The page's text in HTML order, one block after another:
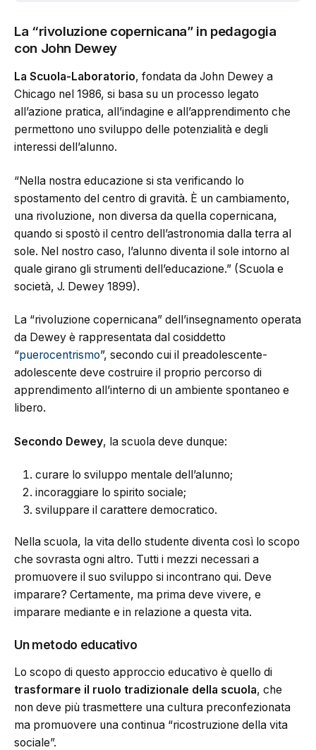
La “rivoluzione copernicana” in pedagogia
con John Dewey
La Scuola-Laboratorio, fondata da John Dewey a
Chicago nel 1986, si basa su un processo legato
all’azione pratica, all’indagine e all’apprendimento che
permettono uno sviluppo delle potenzialità e degli
interessi dell’alunno.
“Nella nostra educazione si sta verificando lo
spostamento del centro di gravità. È un cambiamento,
una rivoluzione, non diversa da quella copernicana,
quando si spostò il centro dell’astronomia dalla terra al
sole. Nel nostro caso, l’alunno diventa il sole intorno al
quale girano gli strumenti dell’educazione.” (Scuola e
società, J. Dewey 1899).
La “rivoluzione copernicana” dell’insegnamento operata
da Dewey è rappresentata dal cosiddetto
“puerocentrismo”, secondo cui il preadolescente-
adolescente deve costruire il proprio percorso di
apprendimento all’interno di un ambiente spontaneo e
libero.
Secondo Dewey, la scuola deve dunque:
curare lo sviluppo mentale dell’alunno;
incoraggiare lo spirito sociale;
sviluppare il carattere democratico.
Nella scuola, la vita dello studente diventa così lo scopo
che sovrasta ogni altro. Tutti i mezzi necessari a
promuovere il suo sviluppo si incontrano qui. Deve
imparare? Certamente, ma prima deve vivere, e
imparare mediante e in relazione a questa vita.
Un metodo educativo
Lo scopo di questo approccio educativo è quello di
trasformare il ruolo tradizionale della scuola, che
non deve più trasmettere una cultura preconfezionata
ma promuovere una continua “ricostruzione della vita
sociale”.